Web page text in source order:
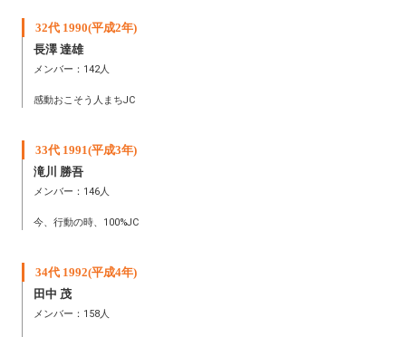
32代 1990(平成2年)
長澤 達雄
メンバー：142人
感動おこそう人まちJC
33代 1991(平成3年)
滝川 勝吾
メンバー：146人
今、行動の時、100%JC
34代 1992(平成4年)
田中 茂
メンバー：158人